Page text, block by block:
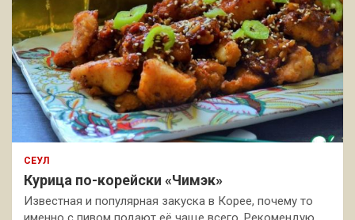
СЕУЛ
Курица по-корейски «Чимэк»
Известная и популярная закуска в Корее, почему то